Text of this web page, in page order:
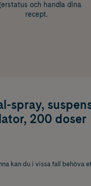
och handla dina
recept.
spray,
200 doser
kan du i vissa fall behöva